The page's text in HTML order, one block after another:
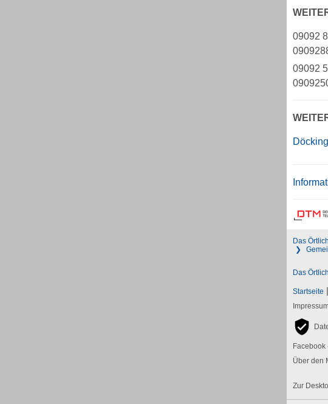
09092
09092
Das
Das
Startseite |
Facebook
Über den
Zur